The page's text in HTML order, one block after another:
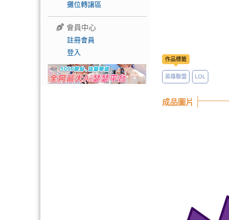
攤位轉讓區
會員中心
註冊會員
登入
作品標籤
英雄聯盟 LOL
成品圖片